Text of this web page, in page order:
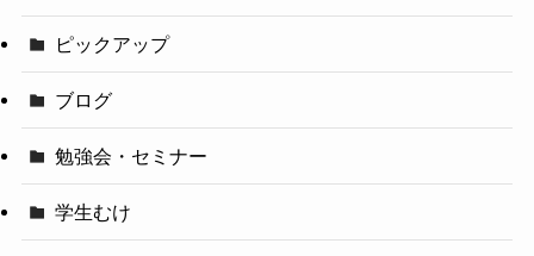
ピックアップ
ブログ
勉強会・セミナー
学生むけ